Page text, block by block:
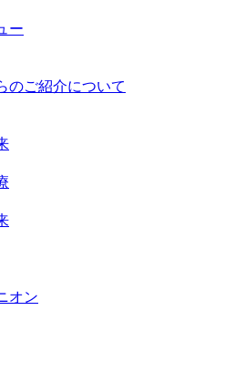
ー
のご紹介について
オン